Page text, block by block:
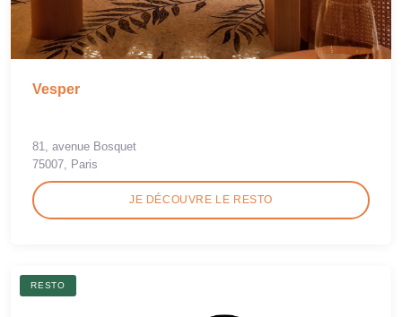
Vesper
81, avenue Bosquet
75007, Paris
JE DÉCOUVRE LE RESTO
RESTO